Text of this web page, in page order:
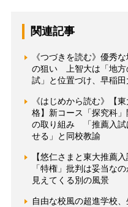
関連記事
《つづきを読む》優秀
の狙い 上智大は「地方
試」と位置づけ、早稲
《はじめから読む》【
格】新コース「探究科
の取り組み 「推薦入試
せる」と同校教諭
【悠仁さまと東大推薦
「特権」批判は妥当な
見えてくる別の風景
自由な校風の超進学校